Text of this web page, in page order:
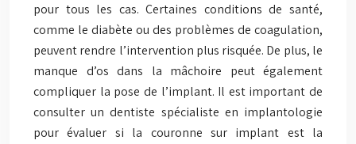
pour tous les cas. Certaines conditions de santé,
comme le diabète ou des problèmes de coagulation,
peuvent rendre l’intervention plus risquée. De plus, le
manque d’os dans la mâchoire peut également
compliquer la pose de l’implant. Il est important de
consulter un dentiste spécialiste en implantologie
pour évaluer si la couronne sur implant est la